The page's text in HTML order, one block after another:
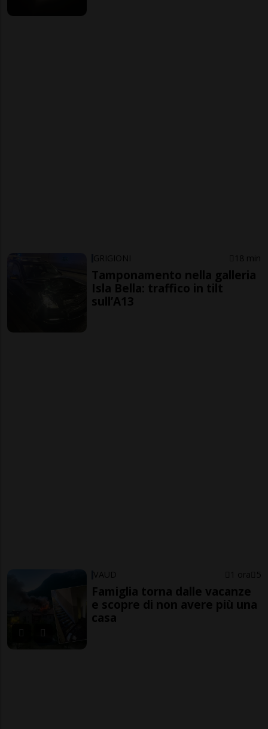
GRIGIONI 18 min
Tamponamento nella galleria
Isla Bella: traffico in tilt
sull’A13
VAUD 1 ora 5
Famiglia torna dalle vacanze
e scopre di non avere più una
casa